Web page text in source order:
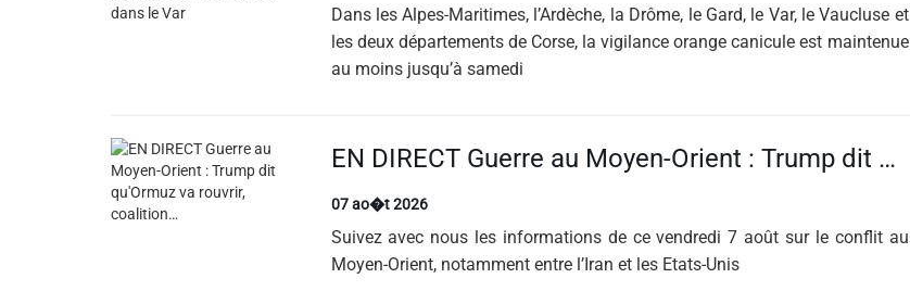
Dans les Alpes-Maritimes, l’Ardèche, la Drôme, le Gard, le Var, le Vaucluse et
les deux départements de Corse, la vigilance orange canicule est maintenue
au moins jusqu’à samedi
EN DIRECT Guerre au Moyen-Orient : Trump dit qu'Ormuz va rouvrir, coalition…
07 ao�t 2026
Suivez avec nous les informations de ce vendredi 7 août sur le conflit au
Moyen-Orient, notamment entre l’Iran et les Etats-Unis